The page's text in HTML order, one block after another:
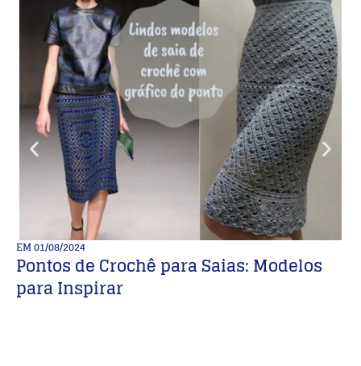
EM01/08/2024
Pontos de Crochê para Saias: Modelos
para Inspirar